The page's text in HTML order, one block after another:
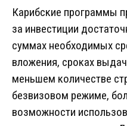
Карибские программы
за инвестиции
суммах необходимых
вложения, сроках
меньшем количестве
безвизовом режиме,
возможности